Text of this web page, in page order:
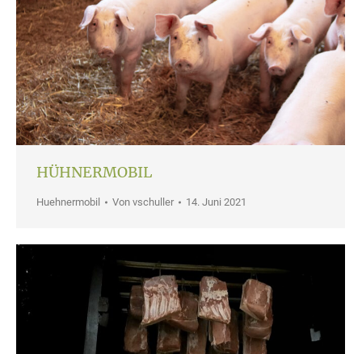
HÜHNERMOBIL
Huehnermobil Von vschuller 14. Juni 2021